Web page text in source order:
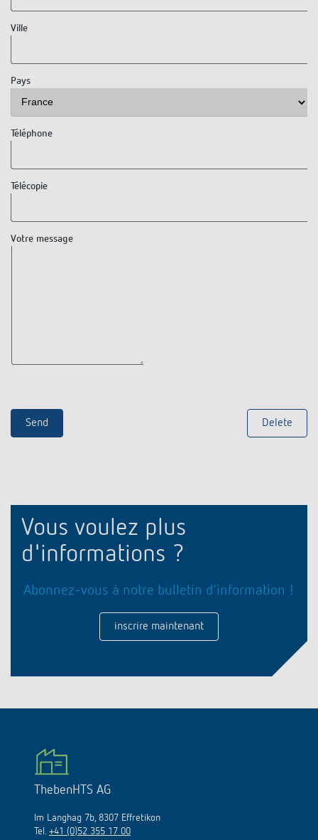
Ville
Pays
Téléphone
Télécopie
Votre message
Vous voulez plus
d'informations ?
Abonnez-vous à notre bulletin d'information !
inscrire maintenant
ThebenHTS AG
Im Langhag 7b, 8307 Effretikon
Tel. +41 (0)52 355 17 00